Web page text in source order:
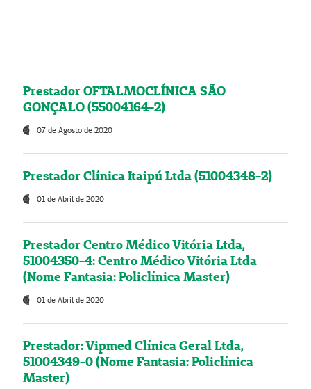
Prestador OFTALMOCLÍNICA SÃO
GONÇALO (55004164-2)
07 de Agosto de 2020
Prestador Clínica Itaipú Ltda (51004348-2)
01 de Abril de 2020
Prestador Centro Médico Vitória Ltda,
51004350-4: Centro Médico Vitória Ltda
(Nome Fantasia: Policlínica Master)
01 de Abril de 2020
Prestador: Vipmed Clínica Geral Ltda,
51004349-0 (Nome Fantasia: Policlínica
Master)